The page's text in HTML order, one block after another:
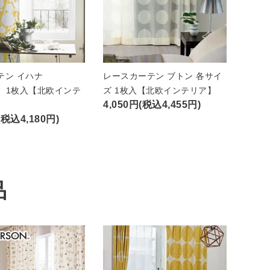
ン イハナ
1枚入【北欧インテ
込4,180円)
レースカーテン ブトン 各サイ
ズ 1枚入【北欧インテリア】
4,050円(税込4,455円)